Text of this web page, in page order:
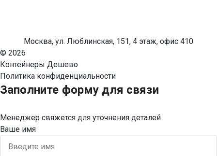
Москва, ул. Люблинская, 151, 4 этаж, офис 410
© 2026
Контейнеры Дешево
Политика конфиденциальности
Заполните форму для связи
Менеджер свяжется для уточнения деталей
Ваше имя